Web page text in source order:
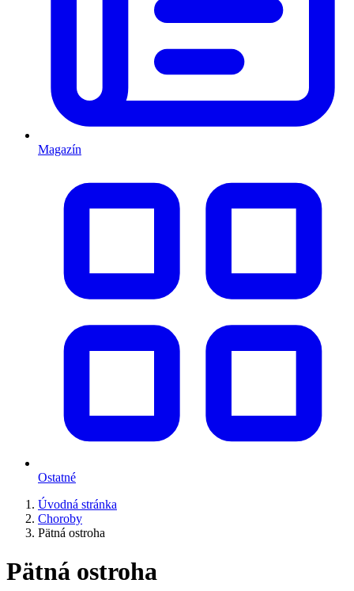
Magazín
Ostatné
Úvodná stránka
Choroby
Pätná ostroha
Pätná ostroha